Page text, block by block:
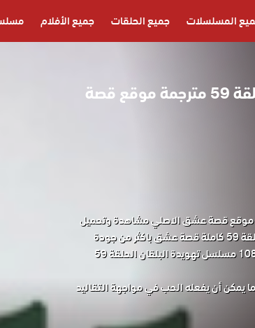
المسلسلات جميع الحلقات جميع الأفلام
مسلسل تهويدة البلقان الحلقة 59 مترجمة موقع قصة
البلقان الحلقة 59 مترجمة موقع قصة عشق الاصلي مشاهدة وتحميل
حصريا المسلسل التركي تهويدة البلقان الحلقة 59 كاملة قصة عشق باكثر من جودة
مناسبة للجوال 1080P+720P+480P+360P مسلسل تهويدة البلقان الحلقة 59
أن يفعله الحب في مواجهة التقاليد